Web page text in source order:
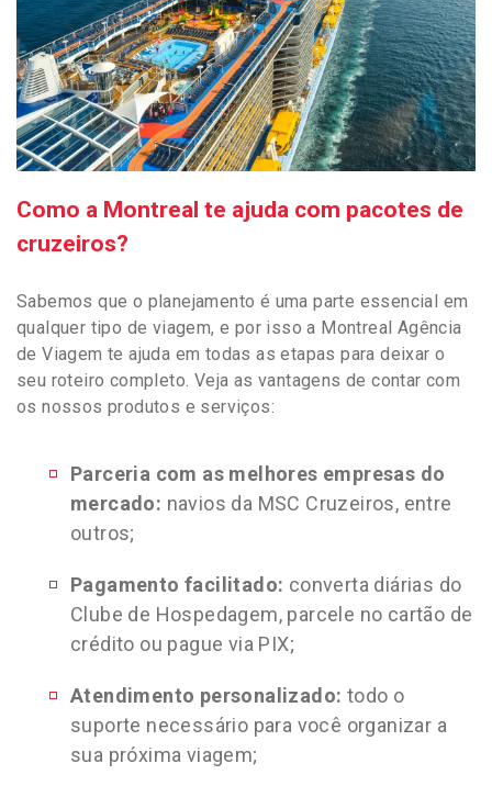
Como a Montreal te ajuda com pacotes de
cruzeiros?
Sabemos que o planejamento é uma parte essencial em
qualquer tipo de viagem, e por isso a Montreal Agência
de Viagem te ajuda em todas as etapas para deixar o
seu roteiro completo. Veja as vantagens de contar com
os nossos produtos e serviços:
Parceria com as melhores empresas do
mercado: navios da MSC Cruzeiros, entre
outros;
Pagamento facilitado: converta diárias do
Clube de Hospedagem, parcele no cartão de
crédito ou pague via PIX;
Atendimento personalizado: todo o
suporte necessário para você organizar a
sua próxima viagem;